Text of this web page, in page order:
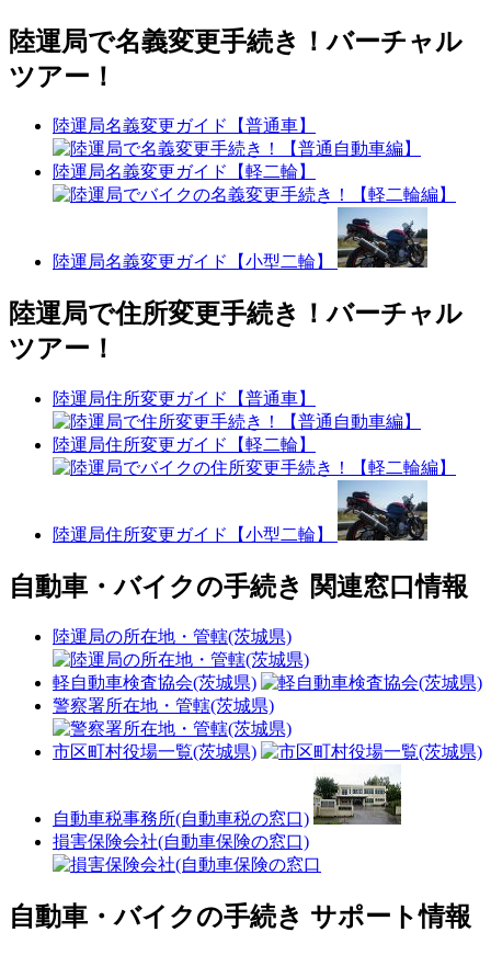
陸運局で名義変更手続き！バーチャル
ツアー！
陸運局名義変更ガイド【普通車】
陸運局名義変更ガイド【軽二輪】
陸運局名義変更ガイド【小型二輪】
陸運局で住所変更手続き！バーチャル
ツアー！
陸運局住所変更ガイド【普通車】
陸運局住所変更ガイド【軽二輪】
陸運局住所変更ガイド【小型二輪】
自動車・バイクの手続き 関連窓口情報
陸運局の所在地・管轄(茨城県)
軽自動車検査協会(茨城県)
警察署所在地・管轄(茨城県)
市区町村役場一覧(茨城県)
自動車税事務所(自動車税の窓口)
損害保険会社(自動車保険の窓口)
自動車・バイクの手続き サポート情報